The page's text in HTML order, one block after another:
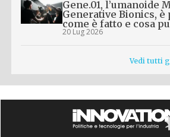
Gene.01, l’umanoide
Generative Bionics, è
come è fatto e cosa
20 Lug 2026
Vedi tutti